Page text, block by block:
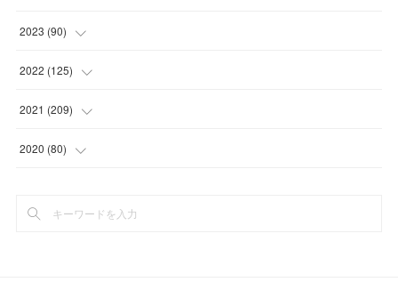
(7
(7)
(11 )
(17
(15
(1
(1)
(2)
(9
2023 (90)
(12
(17
(16
(1)
2022 (125)
(8)
(11 )
(15
2021 (209)
(9
(
2020 (80)
(